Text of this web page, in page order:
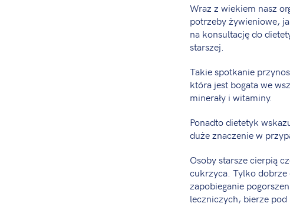
Wraz z wiekiem nasz
potrzeby żywieniowe,
na konsultację do
starszej.
Takie spotkanie
która jest bogata we
minerały i witaminy.
Ponadto dietetyk
duże znaczenie w
Osoby starsze cierpią
cukrzyca. Tylko dobrze
zapobieganie
leczniczych, bierze pod